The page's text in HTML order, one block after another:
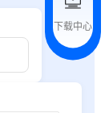
下载中心